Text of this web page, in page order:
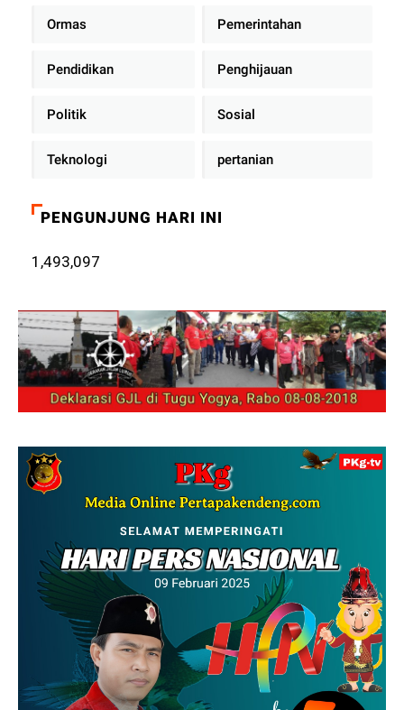
Ormas Pemerintahan
Pendidikan Penghijauan
Politik Sosial
Teknologi pertanian
PENGUNJUNG HARI INI
1,493,097